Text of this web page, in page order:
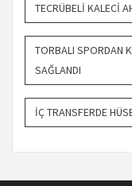
TECRÜBELI KALECI
TORBALI SPORDAN
SAĞLANDI
İÇ TRANSFERDE